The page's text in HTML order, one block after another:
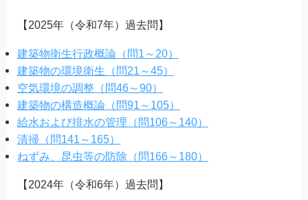
【2025年（令和7年）過去問】
建築物衛生行政概論（問1～20）
建築物の環境衛生（問21～45）
空気環境の調整（問46～90）
建築物の構造概論（問91～105）
給水および排水の管理（問106～140）
清掃（問141～165）
ねずみ、昆虫等の防除（問166～180）
【2024年（令和6年）過去問】